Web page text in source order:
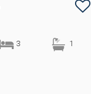
3 1